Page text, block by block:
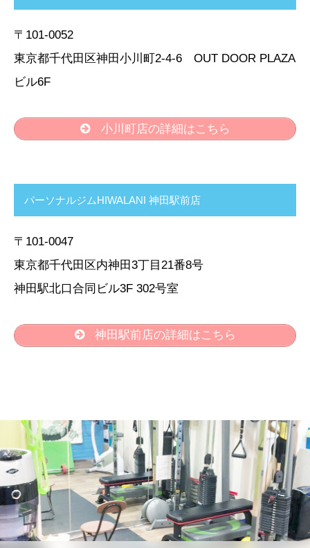
〒101-0052
東京都千代田区神田小川町2-4-6 OUT DOOR PLAZA
ビル6F
小川町店の詳細はこちら
パーソナルジムHIWALANI 神田駅前店
〒101-0047
東京都千代田区内神田3丁目21番8号
神田駅北口合同ビル3F 302号室
神田駅前店の詳細はこちら